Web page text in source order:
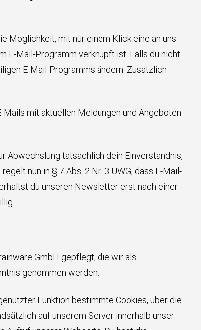
Möglichkeit, mit nur einem Klick eine an uns
E-Mail-Programm verknüpft ist. Falls du nicht
E-Mail-Programms ändern. Zusätzlich
mit aktuellen Meldungen und Angeboten
Abwechslung tatsächlich dein Einverständnis,
nun in § 7 Abs. 2 Nr. 3 UWG, dass E-Mail-
du unseren Newsletter erst nach einer
GmbH gepflegt, die wir als
genommen werden.
Funktion bestimmte Cookies, über die
auf unserem Server innerhalb unser